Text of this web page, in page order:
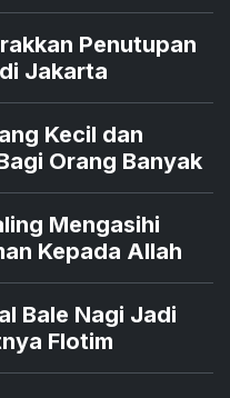
Penutupan
Jakarta
Kecil dan
Bagi Orang Banyak
Mengasihi
Kepada Allah
Bale Nagi Jadi
Flotim